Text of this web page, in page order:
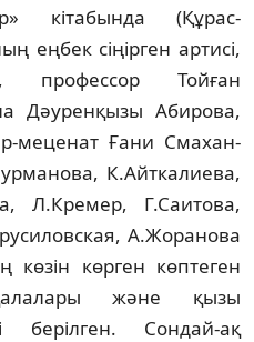
кітабында (Құрас­
еңбек сіңірген артисі,
профессор Тойған
Дәурен­қызы Абирова,
меценат Ғани Сма­хан­
К.Айт­ка­лиева,
Л.Кремер, Г.Саитова,
А.Жоранова
көзін көрген көптеген
және қызы
бе­ріл­ген. Сондай-ақ